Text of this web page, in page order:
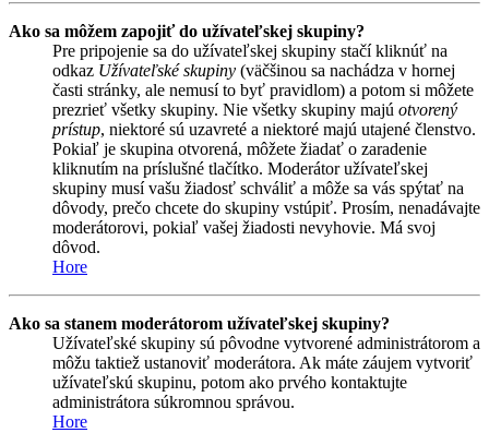
Ako sa môžem zapojiť do užívateľskej skupiny?
Pre pripojenie sa do užívateľskej skupiny stačí kliknúť na
odkaz Užívateľské skupiny (väčšinou sa nachádza v hornej
časti stránky, ale nemusí to byť pravidlom) a potom si môžete
prezrieť všetky skupiny. Nie všetky skupiny majú otvorený
prístup, niektoré sú uzavreté a niektoré majú utajené členstvo.
Pokiaľ je skupina otvorená, môžete žiadať o zaradenie
kliknutím na príslušné tlačítko. Moderátor užívateľskej
skupiny musí vašu žiadosť schváliť a môže sa vás spýtať na
dôvody, prečo chcete do skupiny vstúpiť. Prosím, nenadávajte
moderátorovi, pokiaľ vašej žiadosti nevyhovie. Má svoj
dôvod.
Hore
Ako sa stanem moderátorom užívateľskej skupiny?
Užívateľské skupiny sú pôvodne vytvorené administrátorom a
môžu taktiež ustanoviť moderátora. Ak máte záujem vytvoriť
užívateľskú skupinu, potom ako prvého kontaktujte
administrátora súkromnou správou.
Hore